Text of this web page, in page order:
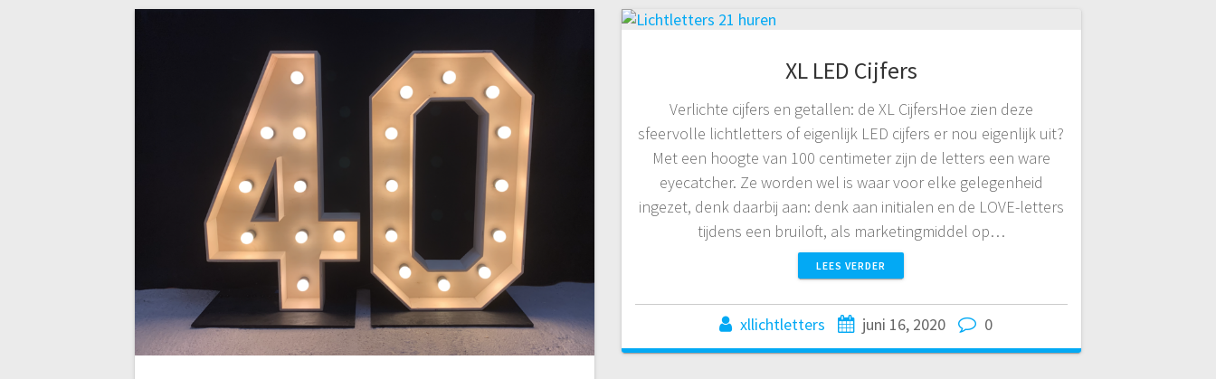
XL LED Cijfers
Verlichte cijfers en getallen: de XL CijfersHoe zien deze
sfeervolle lichtletters of eigenlijk LED cijfers er nou eigenlijk uit?
Met een hoogte van 100 centimeter zijn de letters een ware
eyecatcher. Ze worden wel is waar voor elke gelegenheid
ingezet, denk daarbij aan: denk aan initialen en de LOVE-letters
tijdens een bruiloft, als marketingmiddel op…
LEES VERDER
xllichtletters juni 16, 2020 0